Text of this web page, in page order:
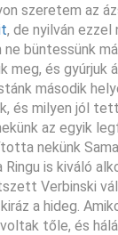
szeretem az
, de nyilván ezzel
ne büntessünk
meg, és gyúrjuk
második
és milyen jól
az egyik
nekünk
Ringu is kiváló
Verbinski
a hideg.
tőle, és